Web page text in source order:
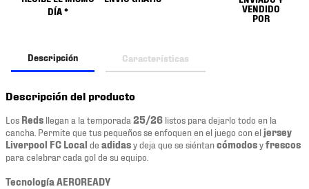
DÍA *
VENDIDO
POR
Descripción Características
Descripción del producto
Los Reds llegan a la temporada 25/26 listos para dejarlo todo en la
cancha. Permite que tus pequeños se enfoquen en el juego con el jersey
Liverpool FC Local de adidasy deja que se siéntancómodosyfrescos
para celebrar cada gol de su equipo.
Tecnología AEROREADY